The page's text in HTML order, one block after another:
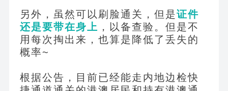
另外，虽然可以刷脸通关，但是证件
还是要带在身上 ，以备查验。但是不
用每次掏出来，也算是降低了丢失的
概率~
根据公告，目前已经能走内地边检快